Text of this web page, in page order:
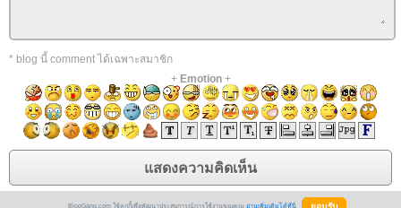
* blog นี้ comment ได้เฉพาะสมาชิก
+ Emotion+
BlogGang.com ใช้คุกกี้เพื่อพัฒนาประสบการณ์การใช้งานของคุณ อ่านเพิ่มเติมได้ที่นี่